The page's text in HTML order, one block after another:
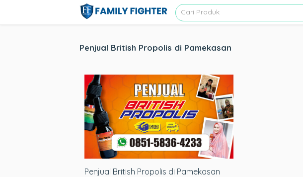
Penjual British Propolis di Pamekasan
Penjual British Propolis di Pamekasan